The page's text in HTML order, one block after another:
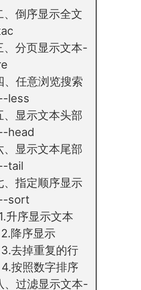
、倒序显示全文
、分页显示文本-
、任意浏览搜索
less
、显示文本头部
head
、显示文本尾部
tail
、指定顺序显示
sort
升序显示文本
2.降序显示
3.去掉重复的行
4.按照数字排序
、过滤显示文本-